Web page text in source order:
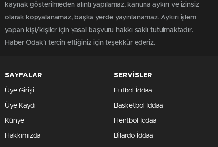
kaynak gösterilmeden alıntı yapılamaz, kanuna aykırı ve izinsiz
olarak kopyalanamaz, başka yerde yayınlanamaz. Aykırı işlem
yapan kişi/kişiler için yasal başvuru hakkı saklı tutulmaktadır.
Haber Odak'ı tercih ettiğiniz için teşekkür ederiz.
SAYFALAR
Üye Girişi
Üye Kaydı
Künye
Hakkımızda
SERVİSLER
Futbol İddaa
Basketbol İddaa
Hentbol İddaa
Bilardo İddaa